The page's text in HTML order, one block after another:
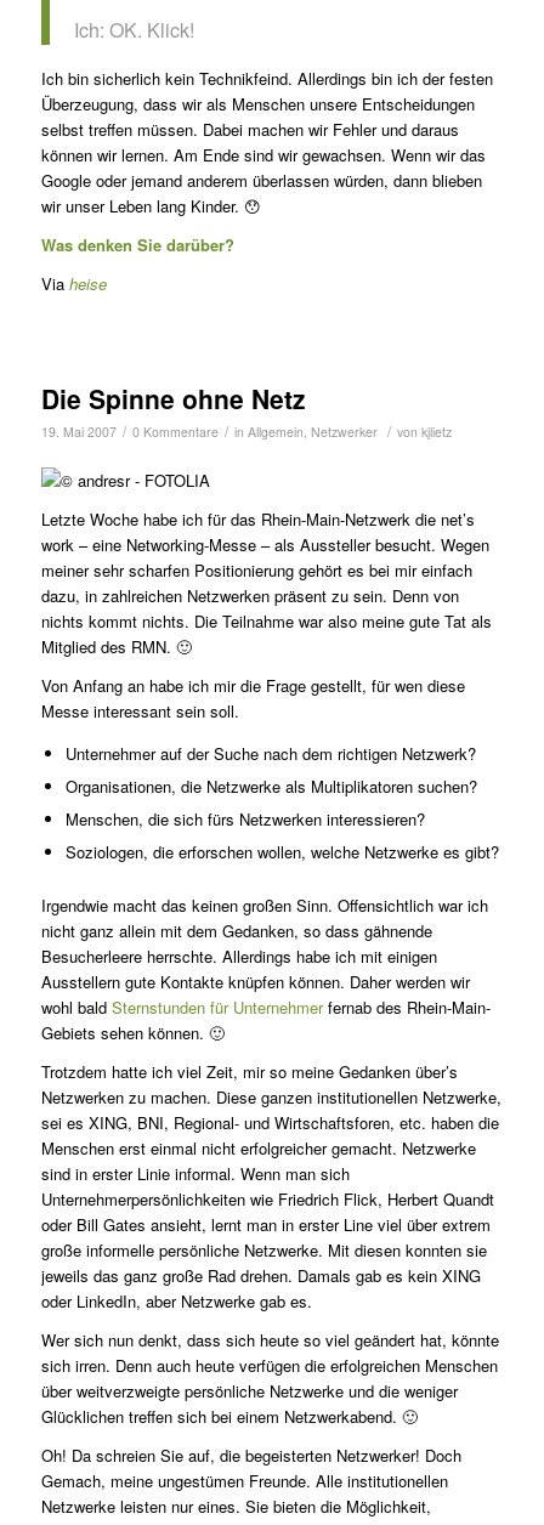
Ich: OK. Klick!
Ich bin sicherlich kein Technikfeind. Allerdings bin ich der festen
Überzeugung, dass wir als Menschen unsere Entscheidungen
selbst treffen müssen. Dabei machen wir Fehler und daraus
können wir lernen. Am Ende sind wir gewachsen. Wenn wir das
Google oder jemand anderem überlassen würden, dann blieben
wir unser Leben lang Kinder. 😯
Was denken Sie darüber?
Via heise
Die Spinne ohne Netz
19. Mai 2007 / 0 Kommentare / in Allgemein Netzwerker / von kjlietz
Letzte Woche habe ich für das Rhein-Main-Netzwerk die net’s
work – eine Networking-Messe – als Aussteller besucht. Wegen
meiner sehr scharfen Positionierung gehört es bei mir einfach
dazu, in zahlreichen Netzwerken präsent zu sein. Denn von
nichts kommt nichts. Die Teilnahme war also meine gute Tat als
Mitglied des RMN. 🙂
Von Anfang an habe ich mir die Frage gestellt, für wen diese
Messe interessant sein soll.
Unternehmer auf der Suche nach dem richtigen Netzwerk?
Organisationen, die Netzwerke als Multiplikatoren suchen?
Menschen, die sich fürs Netzwerken interessieren?
Soziologen, die erforschen wollen, welche Netzwerke es gibt?
Irgendwie macht das keinen großen Sinn. Offensichtlich war ich
nicht ganz allein mit dem Gedanken, so dass gähnende
Besucherleere herrschte. Allerdings habe ich mit einigen
Ausstellern gute Kontakte knüpfen können. Daher werden wir
wohl bald Sternstunden für Unternehmerfernab des Rhein-Main-
Gebiets sehen können. 🙂
Trotzdem hatte ich viel Zeit, mir so meine Gedanken über’s
Netzwerken zu machen. Diese ganzen institutionellen Netzwerke,
sei es XING, BNI, Regional- und Wirtschaftsforen, etc. haben die
Menschen erst einmal nicht erfolgreicher gemacht. Netzwerke
sind in erster Linie informal. Wenn man sich
Unternehmerpersönlichkeiten wie Friedrich Flick, Herbert Quandt
oder Bill Gates ansieht, lernt man in erster Line viel über extrem
große informelle persönliche Netzwerke. Mit diesen konnten sie
jeweils das ganz große Rad drehen. Damals gab es kein XING
oder LinkedIn, aber Netzwerke gab es.
Wer sich nun denkt, dass sich heute so viel geändert hat, könnte
sich irren. Denn auch heute verfügen die erfolgreichen Menschen
über weitverzweigte persönliche Netzwerke und die weniger
Glücklichen treffen sich bei einem Netzwerkabend. 🙂
Oh! Da schreien Sie auf, die begeisterten Netzwerker! Doch
Gemach, meine ungestümen Freunde. Alle institutionellen
Netzwerke leisten nur eines. Sie bieten die Möglichkeit,